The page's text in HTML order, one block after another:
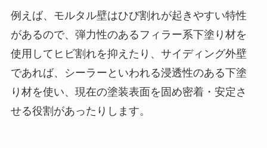
例えば、モルタル壁はひび割れが起きやすい特性
があるので、弾力性のあるフィラー系下塗り材を
使用してヒビ割れを抑えたり、サイディング外壁
であれば、シーラーといわれる浸透性のある下塗
り材を使い、現在の塗装表面を固め密着・安定さ
せる役割があったりします。